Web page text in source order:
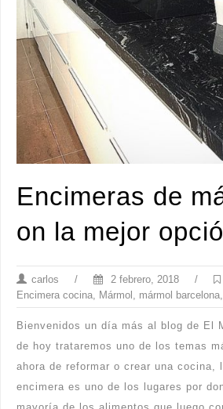
Encimeras de
on la mejor
carlos / 2 febrero, 2018 /
Encimera cocina
Mármol mármol barcelona
Bienvenidos un día más al blog de El
de hoy trataremos uno de los temas
ahora de reformar o crear una cocina,
encimera es uno de los lugares por